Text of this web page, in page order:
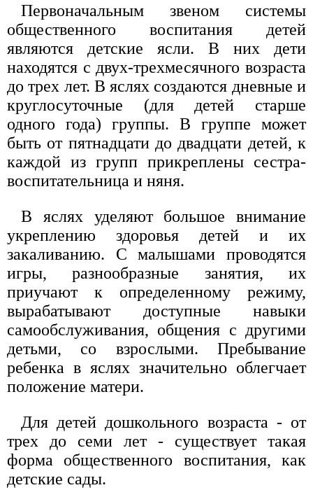
Первоначальным звеном системы
общественного воспитания детей
являются детские ясли. В них дети
находятся с двух-трехмесячного возраста
до трех лет. В яслях создаются дневные и
круглосуточные (для детей старше
одного года) группы. В группе может
быть от пятнадцати до двадцати детей, к
каждой из групп прикреплены сестра-
воспитательница и няня.
В яслях уделяют большое внимание
укреплению здоровья детей и их
закаливанию. С малышами проводятся
игры, разнообразные занятия, их
приучают к определенному режиму,
вырабатывают доступные навыки
самообслуживания, общения с другими
детьми, со взрослыми. Пребывание
ребенка в яслях значительно облегчает
положение матери.
Для детей дошкольного возраста - от
трех до семи лет - существует такая
форма общественного воспитания, как
детские сады.